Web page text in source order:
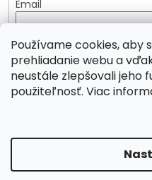
Používame cookies, aby
prehliadanie webu a
neustále zlepšovali jeho
použiteľnosť. Viac
Email
osobných údajov
PRIHLÁSIŤ SA